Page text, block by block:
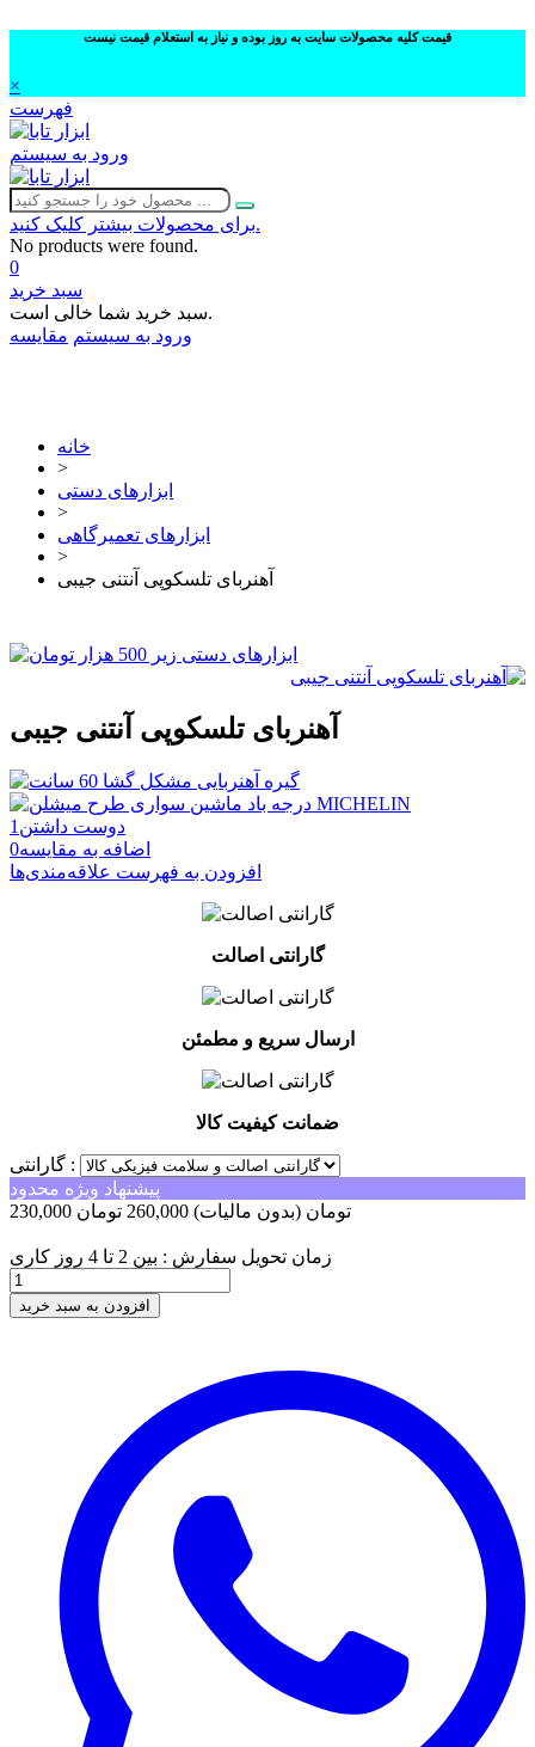
قیمت کلیه محصولات سایت به روز بوده و نیاز به استعلام قیمت نیست
×
فهرست
ورود به سیستم
برای محصولات بیشتر کلیک کنید.
No products were found.
0
سبد خرید
سبد خرید شما خالی است.
ورود به سیستم مقایسه
خانه
>
ابزارهای دستی
>
ابزارهای تعمیرگاهی
>
آهنربای تلسکوپی آنتنی جیبی
آهنربای تلسکوپی آنتنی جیبی
دوست داشتن 1
اضافه به مقایسه0
افزودن به فهرست علاقه‌مندی‌ها
گارانتی اصالت
ارسال سریع و مطمئن
ضمانت کیفیت کالا
گارانتی :
پیشنهاد ویژه محدود
230,000 تومان (بدون مالیات) 260,000 تومان
زمان تحویل سفارش : بین 2 تا 4 روز کاری
افزودن به سبد خرید